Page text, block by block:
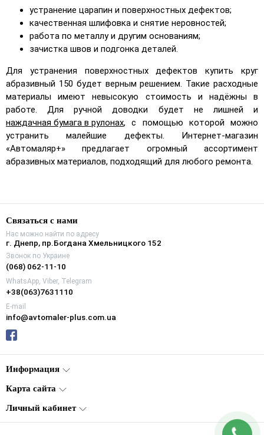
устранение царапин и поверхностных дефектов;
качественная шлифовка и снятие неровностей;
работа по металлу и другим основаниям;
зачистка швов и подгонка деталей.
Для устранения поверхностных дефектов купить круг
абразивный 150 будет верным решением. Такие расходные
материалы имеют невысокую стоимость и надёжны в
работе. Для ручной доводки будет не лишней и
наждачная бумага в рулонах, с помощью которой можно
устранить малейшие дефекты. Интернет-магазин
«Автомаляр+» предлагает огромный ассортимент
абразивных материалов, подходящий для любого ремонта.
Связаться с нами
Нас можно найти по адресу
г. Днепр, пр.Богдана Хмельницкого 152
Звонок по Украине
(068) 062-11-10
WhatsApp, Viber, Telegram
+38(063)7631110
E-mail
info@avtomaler-plus.com.ua
Информация
Карта сайта
Личный кабинет